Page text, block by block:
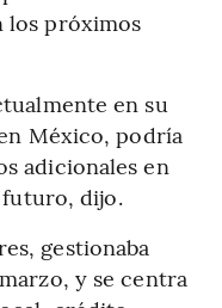
los próximos
en su
México, podría
adicionales en
futuro, dijo.
gestionaba
y se centra